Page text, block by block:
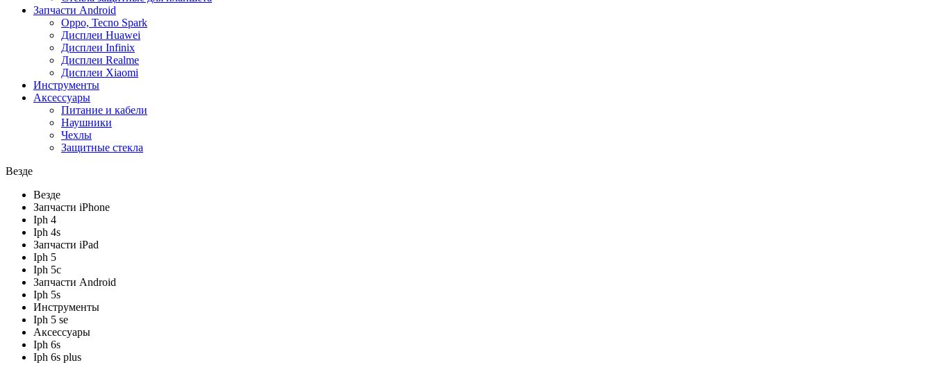
Запчасти Android
Oppo, Tecno Spark
Дисплеи Huawei
Дисплеи Infinix
Дисплеи Realme
Дисплеи Xiaomi
Инструменты
Аксессуары
Питание и кабели
Наушники
Чехлы
Защитные стекла
Везде
Везде
Запчасти iPhone
Iph 4
Iph 4s
Запчасти iPad
Iph 5
Iph 5c
Запчасти Android
Iph 5s
Инструменты
Iph 5 se
Аксессуары
Iph 6s
Iph 6s plus